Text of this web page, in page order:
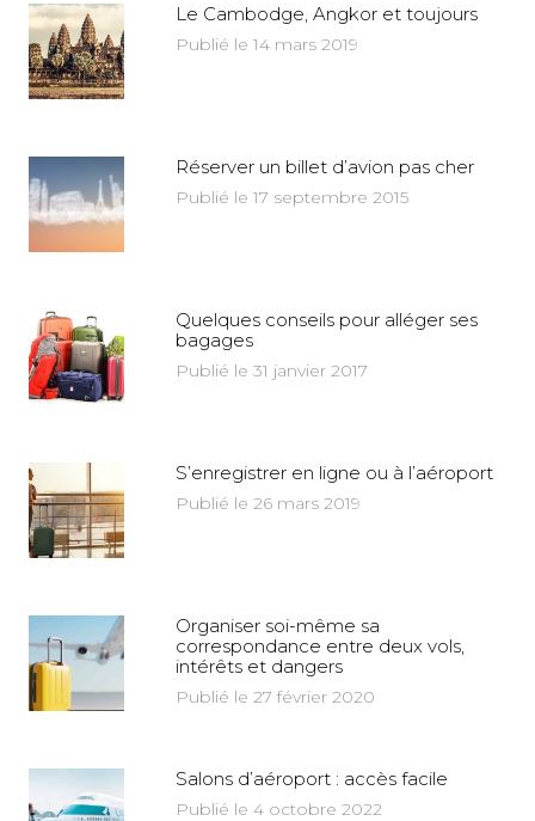
Le Cambodge, Angkor et toujours
Publié le 14 mars 2019
Réserver un billet d’avion pas cher
Publié le 17 septembre 2015
Quelques conseils pour alléger ses
bagages
Publié le 31 janvier 2017
S’enregistrer en ligne ou à l’aéroport
Publié le 26 mars 2019
Organiser soi-même sa
correspondance entre deux vols,
intérêts et dangers
Publié le 27 février 2020
Salons d’aéroport : accès facile
Publié le 4 octobre 2022